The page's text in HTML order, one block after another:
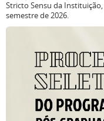
Stricto Sensu da
semestre de 2026.